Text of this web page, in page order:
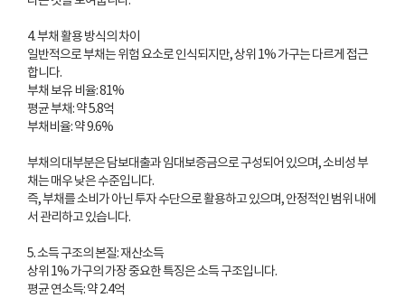
4. 부채 활용 방식의 차이
일반적으로 부채는 위험 요소로 인식되지만, 상위 1% 가구는 다르게 접근
합니다.
부채 보유 비율: 81%
평균 부채: 약 5.8억
부채비율: 약 9.6%
부채의 대부분은 담보대출과 임대보증금으로 구성되어 있으며, 소비성 부
채는 매우 낮은 수준입니다.
즉, 부채를 소비가 아닌 투자 수단으로 활용하고 있으며, 안정적인 범위 내에
서 관리하고 있습니다.
5. 소득 구조의 본질: 재산소득
상위 1% 가구의 가장 중요한 특징은 소득 구조입니다.
평균 연소득: 약 2.4억